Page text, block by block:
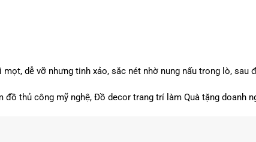
dễ vỡ nhưng tinh xảo, sắc nét nhờ nung nấu trong lò,
thủ công mỹ nghệ, Đồ decor trang trí làm Quà tặng doanh